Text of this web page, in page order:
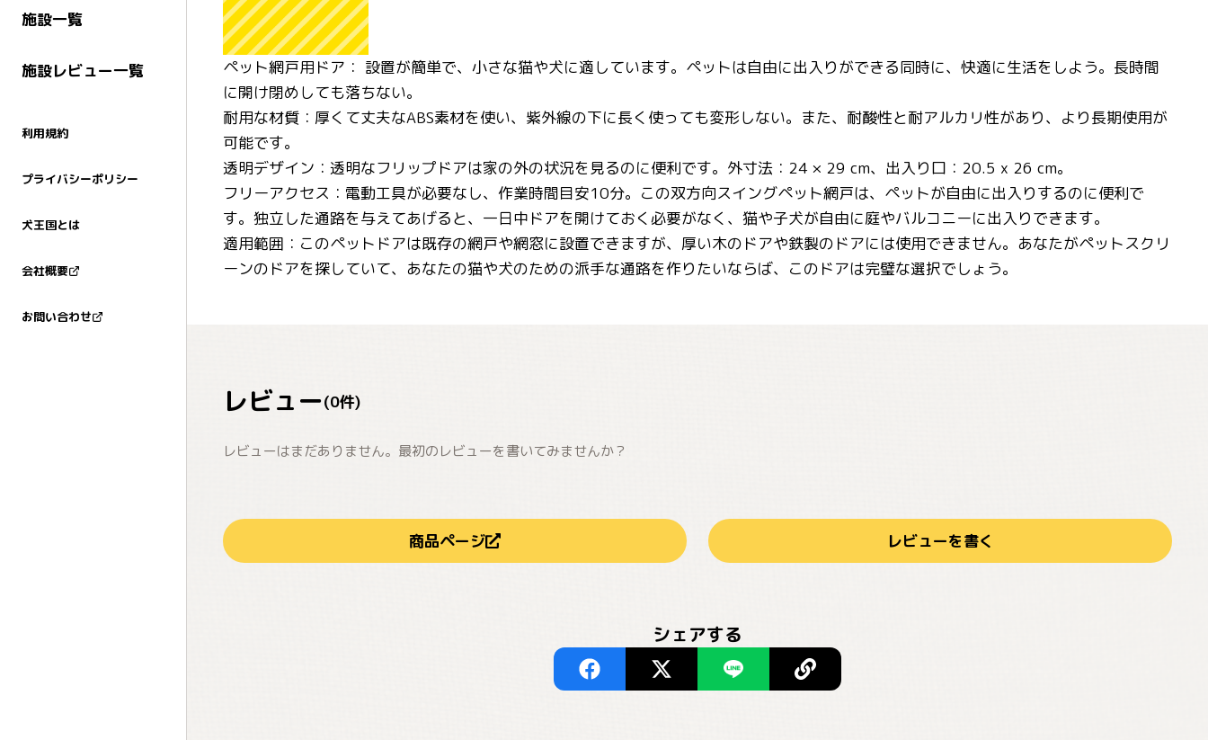
施設一覧
施設レビュー一覧
利用規約
プライバシーポリシー
犬王国とは
会社概要
お問い合わせ
ペット網戸用ドア： 設置が簡単で、小さな猫や犬に適しています。ペットは自由に出入りができる同時に、快適に生活をしよう。長時間
に開け閉めしても落ちない。
耐用な材質：厚くて丈夫なABS素材を使い、紫外線の下に長く使っても変形しない。また、耐酸性と耐アルカリ性があり、より長期使用が
可能です。
透明デザイン：透明なフリップドアは家の外の状況を見るのに便利です。外寸法：24 × 29 cm、出入り口：20.5 x 26 cm。
フリーアクセス：電動工具が必要なし、作業時間目安10分。この双方向スイングペット網戸は、ペットが自由に出入りするのに便利で
す。独立した通路を与えてあげると、一日中ドアを開けておく必要がなく、猫や子犬が自由に庭やバルコニーに出入りできます。
適用範囲：このペットドアは既存の網戸や網窓に設置できますが、厚い木のドアや鉄製のドアには使用できません。あなたがペットスクリ
ーンのドアを探していて、あなたの猫や犬のための派手な通路を作りたいならば、このドアは完璧な選択でしょう。
レビュー(0件)
レビューはまだありません。最初のレビューを書いてみませんか？
商品ページ レビューを書く
シェアする